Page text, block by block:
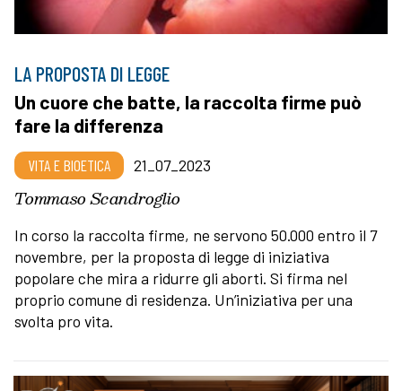
LA PROPOSTA DI LEGGE
Un cuore che batte, la raccolta firme può
fare la differenza
VITA E BIOETICA 21_07_2023
Tommaso Scandroglio
In corso la raccolta firme, ne servono 50.000 entro il 7
novembre, per la proposta di legge di iniziativa
popolare che mira a ridurre gli aborti. Si firma nel
proprio comune di residenza. Un’iniziativa per una
svolta pro vita.